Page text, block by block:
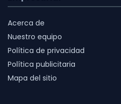
Acerca de
Nuestro equipo
Política de privacidad
Política publicitaria
Mapa del sitio